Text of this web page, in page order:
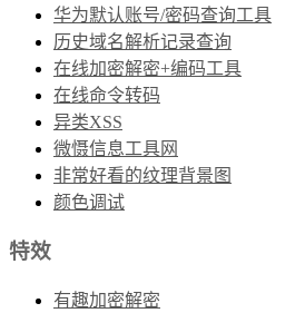
华为默认账号/密码查询工具
历史域名解析记录查询
在线加密解密+编码工具
在线命令转码
异类XSS
微慑信息工具网
非常好看的纹理背景图
颜色调试
特效
有趣加密解密